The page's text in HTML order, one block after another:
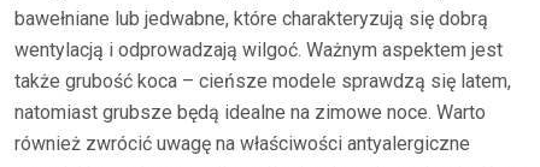
bawełniane lub jedwabne, które charakteryzują się dobrą
wentylacją i odprowadzają wilgoć. Ważnym aspektem jest
także grubość koca – cieńsze modele sprawdzą się latem,
natomiast grubsze będą idealne na zimowe noce. Warto
również zwrócić uwagę na właściwości antyalergiczne